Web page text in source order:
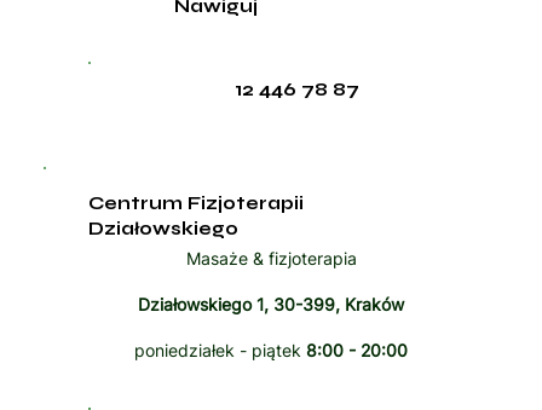
12 446 78 87
Nawiguj
Centrum Fizjoterapii
Działowskiego
Masaże & fizjoterapia
Działowskiego 1, 30-399, Kraków
poniedziałek - piątek 8:00 - 20:00